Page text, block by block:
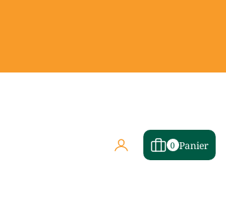
Connexion 0
0 articlePanier